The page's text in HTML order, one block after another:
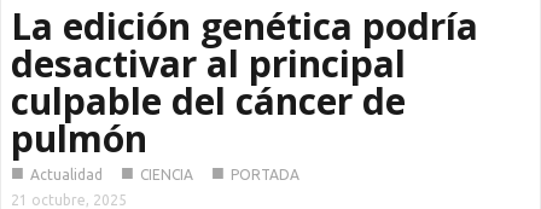
La edición genética podría
desactivar al principal
culpable del cáncer de
pulmón
■ Actualidad ■ CIENCIA ■ PORTADA
21 octubre, 2025